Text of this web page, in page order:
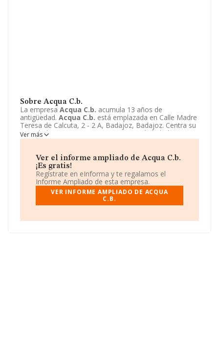
Sobre Acqua C.b.
La empresa Acqua C.b. acumula 13 años de
antigüedad. Acqua C.b. está emplazada en Calle Madre
Teresa de Calcuta, 2 - 2 A, Badajoz, Badajoz. Centra su
actividad CNAE como 5630 - Servicios de bebidas. La
empresaAcqua C.b.es Comunidad de bienes.
Ver más
Ver el informe ampliado de Acqua C.b.
¡Es gratis!
Regístrate en eInforma y te regalamos el
Informe Ampliado de esta empresa.
VER INFORME AMPLIADO DE ACQUA
C.B.